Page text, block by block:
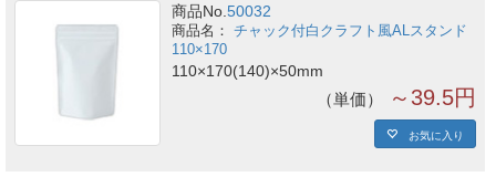
商品No.50032
チャック付白クラフト風ALスタンド
110×170
110×170(140)×50mm
単価 ～39.5円
お気に入り